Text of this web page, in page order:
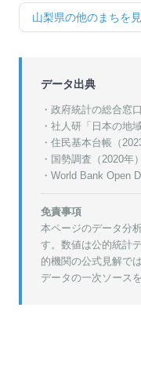
山梨県の他のまちを
データ出典
・政府統計の総合窓
・ 社人研「日本の地
・ 住民基本台帳（
・ 国勢調査（2020年）
・World Bank Open
免責事項
本ページのデータ分
す。数値は公的統計
的機関の公式見解で
データの一次ソース